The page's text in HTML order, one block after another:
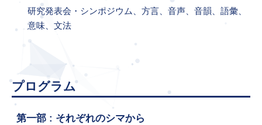
研究発表会・シンポジウム、方言、音声、音韻、語彙、
意味、文法
プログラム
第一部 : それぞれのシマから